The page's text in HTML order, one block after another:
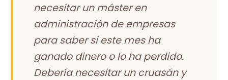
necesitar un máster en
administración de empresas
para saber si este mes ha
ganado dinero o lo ha perdido.
Debería necesitar un cruasán y